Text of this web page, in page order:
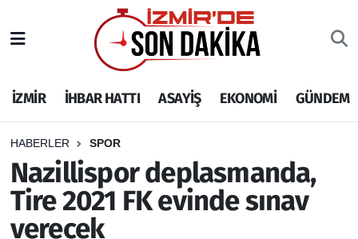
İZMİR İHBAR HATTI ASAYİŞ EKONOMİ GÜNDEM
HABERLER SPOR
Nazillispor deplasmanda,
Tire 2021 FK evinde sınav
verecek
İHBAR HATTI
DEPREM
GENEL
EKONOMİ
İzmir Nöbetçi Eczaneler
İzmir Hava Durumu
İzmir Namaz Vakitleri
İzmir Trafik Yoğunluk Haritası
Puan Durumu ve Fikstür